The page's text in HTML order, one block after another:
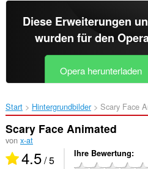
Diese Erweiterungen
wurden für den
Opera herunterladen
Start Hintergrundbilder Scary Face
Scary Face Animated
von x-at
4.5/ 5 Ihre Bewertung